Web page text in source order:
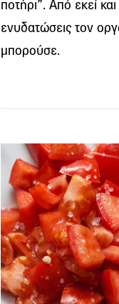
ποτήρι”. Από εκεί
ενυδατώσεις τον
μπορούσε.